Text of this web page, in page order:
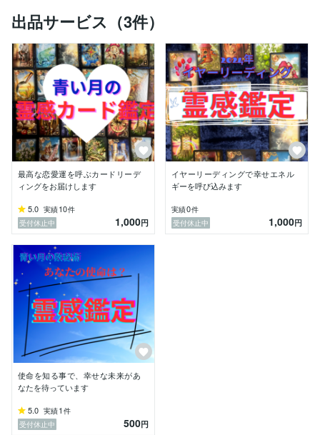
ある時
✼••┈┈┈┈┈┈••✼✼••┈┈┈┈┈┈••✼
『100年経っても分かってもらえないよ！』
✼••┈┈┈┈┈┈••✼✼••┈┈┈┈┈┈••✼
と言う声が聞こえてきました。
心の中の声でした。
それからは、出来る限り自分の気持ちを相手に
伝えたり、行動する様に心がけています。
✼••┈┈┈┈┈┈••✼✼••┈┈┈┈┈┈••✼
自分の人生の舵は、自分でとる‼️
✼••┈┈┈┈┈┈••✼✼••┈┈┈┈┈┈••✼
そうすれば、「あの時に、ああすれば良かった」
と言う、後悔は無くなっていきます。
でも、これが1番難しいですし、人は不安が故に
少し先の自分が知りたくなります。
そんな時こそ、ルノルマンカードがヒントを教えてくれ
ます。
⭐️ルノルマンカードの3大得意な事⭐️
①  現在の自分の状態はどうなのか？
自分でも気づいていなかった事を教えてくれる。
出品サービス（3件）
最高な恋愛運を呼ぶカードリーデ
ィングをお届けします
5.0 実績10件
受付休止中
1,000円
イヤーリーディングで幸せエネル
ギーを呼び込みます
実績0件
受付休止中
1,000円
使命を知る事で、幸せな未来があ
なたを待っています
5.0 実績1 件
受付休止中
500円